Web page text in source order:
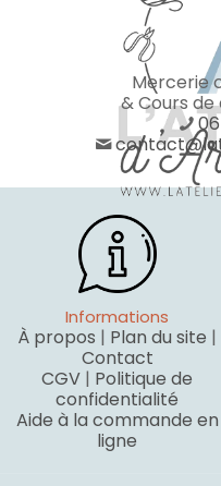
Mercerie
& Cours
Informations
À propos | Plan du site |
Contact
CGV | Politique de
confidentialité
Aide à la commande en
ligne